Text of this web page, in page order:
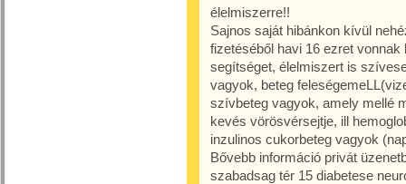
élelmiszerre!!
Sajnos saját hibánkon kívül
fizetéséből havi 16 ezret
segítséget, élelmiszert is
vagyok, beteg
szívbeteg vagyok, amely mellé
kevés vörösvérsejtje, ill
inzulinos cukorbeteg vagyok
Bővebb információ privát
szabadsag tér 15 diabetese